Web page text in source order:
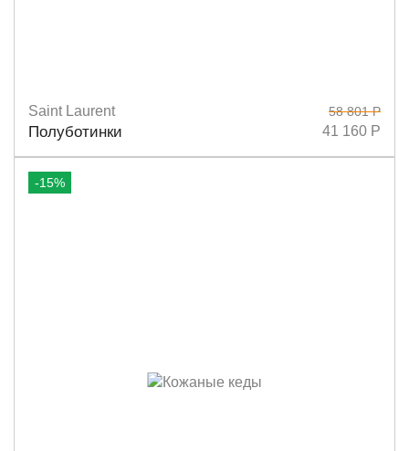
Размеры
Saint Laurent
Полуботинки
58 801 Р
41 160 Р
-15%